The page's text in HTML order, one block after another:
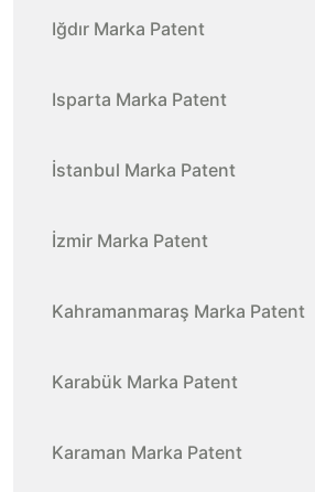
Iğdır Marka Patent
Isparta Marka Patent
İstanbul Marka Patent
İzmir Marka Patent
Kahramanmaraş Marka Patent
Karabük Marka Patent
Karaman Marka Patent